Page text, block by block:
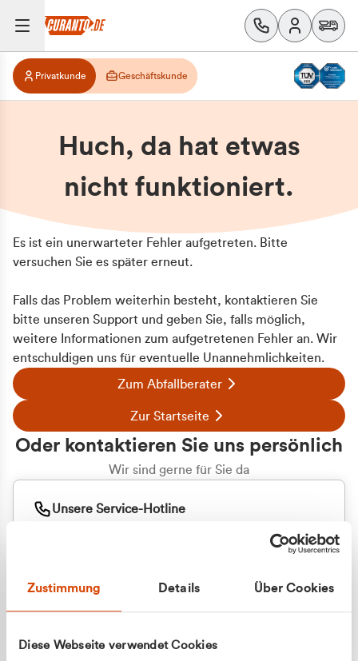
Zustimmung Details Über Cookies
Diese Webseite verwendet Cookies
Privatkunde Geschäftskunde
Huch, da hat etwas
nicht funktioniert.
Es ist ein unerwarteter Fehler aufgetreten. Bitte
versuchen Sie es später erneut.
Falls das Problem weiterhin besteht, kontaktieren Sie
bitte unseren Support und geben Sie, falls möglich,
weitere Informationen zum aufgetretenen Fehler an. Wir
entschuldigen uns für eventuelle Unannehmlichkeiten.
Zum Abfallberater
Zur Startseite
Oder kontaktieren Sie uns persönlich
Wir sind gerne für Sie da
Unsere Service-Hotline
+49 177 8376058